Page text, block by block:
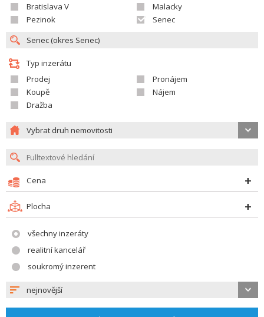
Bratislava V
Malacky
Pezinok
Senec
Typ inzerátu
Prodej
Pronájem
Koupě
Nájem
Dražba
Vybrat druh nemovitosti
Cena
Plocha
všechny inzeráty
realitní kancelář
soukromý inzerent
nejnovější